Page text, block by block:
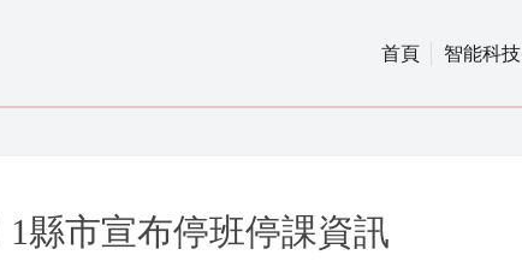
首頁 智能科技
縣市宣布停班停課資訊